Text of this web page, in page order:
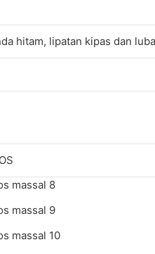
hitam, lipatan kipas dan